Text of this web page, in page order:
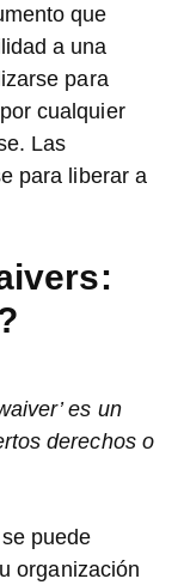
que
a una
para
cualquier
Las
para liberar a
es un
derechos o
puede
organización